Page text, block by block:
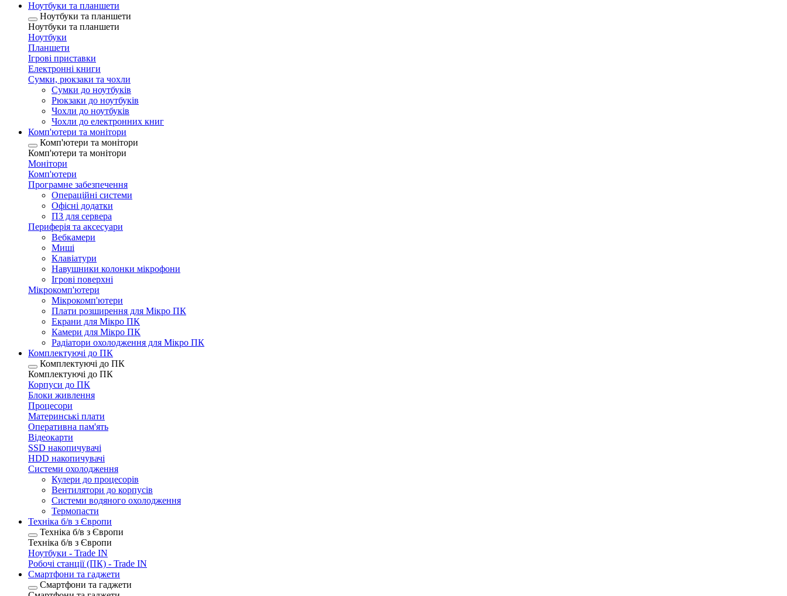
Ноутбуки та планшети
Ноутбуки та планшети
Ноутбуки та планшети
Ноутбуки
Планшети
Ігрові приставки
Електронні книги
Сумки, рюкзаки та чохли
Сумки до ноутбуків
Рюкзаки до ноутбуків
Чохли до ноутбуків
Чохли до електронних книг
Комп'ютери та монітори
Комп'ютери та монітори
Комп'ютери та монітори
Монітори
Комп'ютери
Програмне забезпечення
Операційні системи
Офісні додатки
ПЗ для сервера
Периферія та аксесуари
Вебкамери
Миші
Клавіатури
Навушники колонки мікрофони
Ігрові поверхні
Мікрокомп'ютери
Мікрокомп'ютери
Плати розширення для Мікро ПК
Екрани для Мікро ПК
Камери для Мікро ПК
Радіатори охолодження для Мікро ПК
Комплектуючі до ПК
Комплектуючі до ПК
Комплектуючі до ПК
Корпуси до ПК
Блоки живлення
Процесори
Материнські плати
Оперативна пам'ять
Відеокарти
SSD накопичувачі
HDD накопичувачі
Системи охолодження
Кулери до процесорів
Вентилятори до корпусів
Системи водяного охолодження
Термопасти
Техніка б/в з Європи
Техніка б/в з Європи
Техніка б/в з Європи
Ноутбуки - Trade IN
Робочі станції (ПК) - Trade IN
Смартфони та гаджети
Смартфони та гаджети